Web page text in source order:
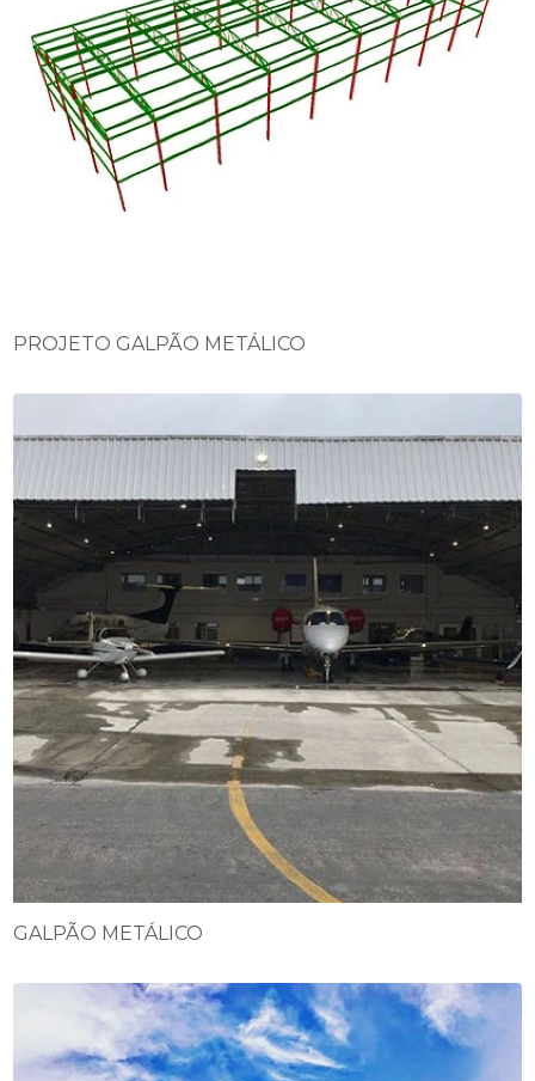
PROJETO GALPÃO METÁLICO
GALPÃO METÁLICO